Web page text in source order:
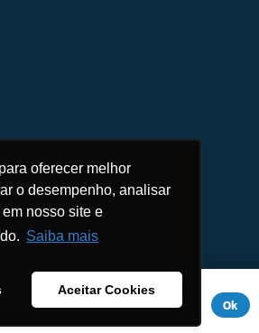
oferecer melhor
o desempenho, analisar
nosso site e
Saiba mais
Aceitar Cookies
um patrocinador
sua experiência. Se você
concorda com ele.Aviso de
Ok